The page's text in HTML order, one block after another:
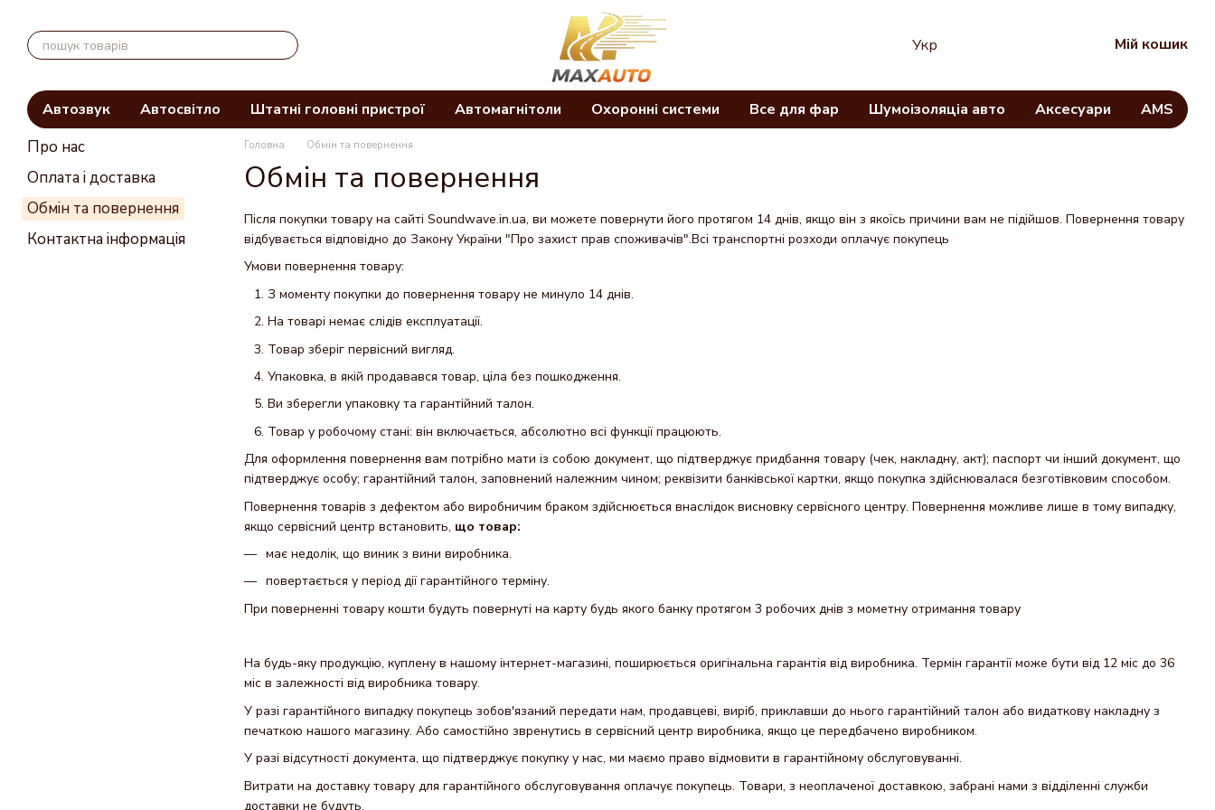
Укр Мій кошик
Автозвук Автосвітло Штатні головні пристрої Автомагнітоли Охоронні системи Все для фар Шумоізоляціа авто Аксесуари AMS
Головна Обмін та повернення
Обмін та повернення
Після покупки товару на сайті Soundwave.in.ua, ви можете повернути його протягом 14 днів, якщо він з якоїсь причини вам не підійшов. Повернення товару
відбувається відповідно до Закону України "Про захист прав споживачів".Всі транспортні розходи оплачує покупець
Умови повернення товару:
З моменту покупки до повернення товару не минуло 14 днів.
На товарі немає слідів експлуатації.
Товар зберіг первісний вигляд.
Упаковка, в якій продавався товар, ціла без пошкодження.
Ви зберегли упаковку та гарантійний талон.
Товар у робочому стані: він включається, абсолютно всі функції працюють.
Для оформлення повернення вам потрібно мати із собою документ, що підтверджує придбання товару (чек, накладну, акт); паспорт чи інший документ, що
підтверджує особу; гарантійний талон, заповнений належним чином; реквізити банківської картки, якщо покупка здійснювалася безготівковим способом.
Повернення товарів з дефектом або виробничим браком здійснюється внаслідок висновку сервісного центру. Повернення можливе лише в тому випадку,
якщо сервісний центр встановить, що товар:
має недолік, що виник з вини виробника.
повертається у період дії гарантійного терміну.
При поверненні товару кошти будуть повернуті на карту будь якого банку протягом 3 робочих днів з мометну отримання товару
На будь-яку продукцію, куплену в нашому інтернет-магазині, поширюється оригінальна гарантія від виробника. Термін гарантії може бути від 12 міс до 36
міс в залежності від виробника товару.
У разі гарантійного випадку покупець зобов'язаний передати нам, продавцеві, виріб, приклавши до нього гарантійний талон або видаткову накладну з
печаткою нашого магазину. Або самостійно звренутись в сервісний центр виробника, якщо це передбачено виробником.
У разі відсутності документа, що підтверджує покупку у нас, ми маємо право відмовити в гарантійному обслуговуванні.
Витрати на доставку товару для гарантійного обслуговування оплачує покупець. Товари, з неоплаченої доставкою, забрані нами з відділенні служби
доставки не будуть.
Про нас
Оплата і доставка
Обмін та повернення
Контактна інформація